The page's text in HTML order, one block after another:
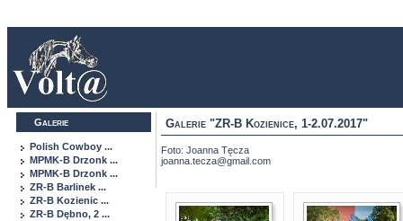
Galerie
Polish Cowboy ...
MPMK-B Drzonk ...
MPMK-B Drzonk ...
ZR-B Barlinek ...
ZR-B Kozienic ...
ZR-B Dębno, 2 ...
Galerie "ZR-B Kozienice, 1-2.07.2017"
Foto: Joanna Tęcza
joanna.tecza@gmail.com